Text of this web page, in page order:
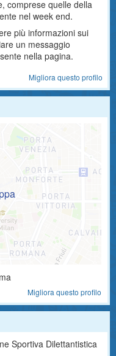
comprese quelle della
nel week end.
più informazioni sui
un messaggio
nella pagina.
Migliora questo profilo
Migliora questo profilo
Sportiva Dilettantistica